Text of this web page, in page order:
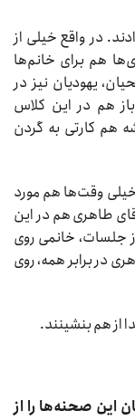
در واقع خیلی از
هم برای خانم‌ها
یهودیان نیز در
هم در این کلاس
هم کارتی به گردن
خیلی وقت‌ها هم مورد
طاهری هم در این
جلسات، خانمی روی
در برابر همه، روی
از هم بنشینند.
این صحنه‌ها را از